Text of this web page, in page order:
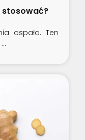
stosować?
ospała. Ten